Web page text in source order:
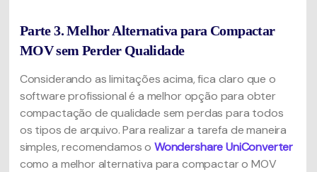
Parte 3. Melhor Alternativa para Compactar
MOV sem Perder Qualidade
Considerando as limitações acima, fica claro que o
software profissional é a melhor opção para obter
compactação de qualidade sem perdas para todos
os tipos de arquivo. Para realizar a tarefa de maneira
simples, recomendamos o Wondershare UniConverter
como a melhor alternativa para compactar o MOV